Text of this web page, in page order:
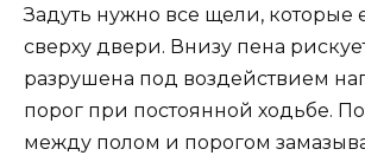
Задуть нужно все щели, которые
сверху двери. Внизу пена
разрушена под воздействием
порог при постоянной ходьбе.
между полом и порогом